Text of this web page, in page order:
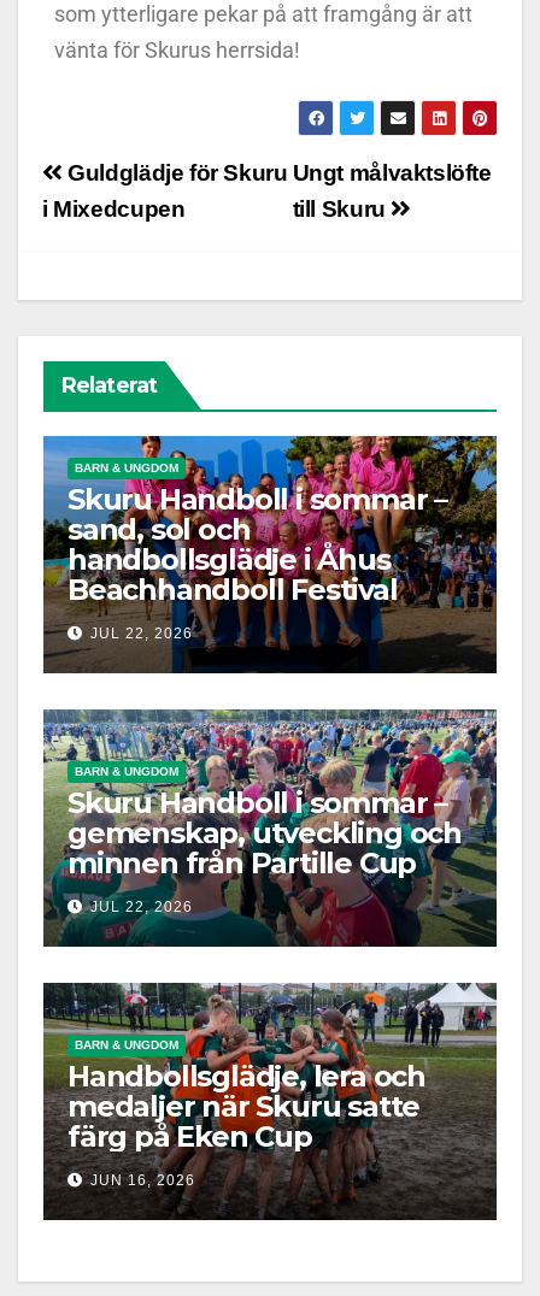
som ytterligare pekar på att framgång är att
vänta för Skurus herrsida!
Ungt målvaktslöfte
till Skuru
Guldglädje för Skuru
i Mixedcupen
Relaterat
BARN & UNGDOM
Skuru Handboll i sommar –
sand, sol och
handbollsglädje i Åhus
Beachhandboll Festival
JUL 22, 2026
BARN & UNGDOM
Skuru Handboll i sommar –
gemenskap, utveckling och
minnen från Partille Cup
JUL 22, 2026
BARN & UNGDOM
Handbollsglädje, lera och
medaljer när Skuru satte
färg på Eken Cup
JUN 16, 2026